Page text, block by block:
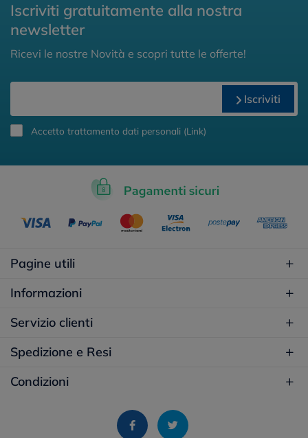
Iscriviti gratuitamente alla nostra
newsletter
Ricevi le nostre Novità e scopri tutte le offerte!
Iscriviti
Accetto trattamento dati personali (Link)
Pagine utili
Informazioni
Servizio clienti
Spedizione e Resi
Condizioni